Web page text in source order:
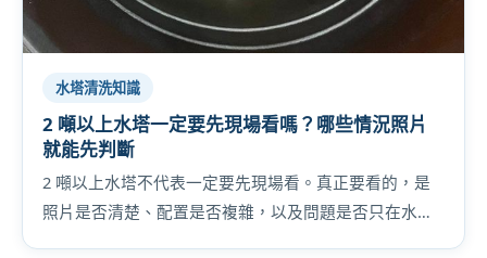
水塔清洗知識
2 噸以上水塔一定要先現場看嗎？哪些情況照片
就能先判斷
2 噸以上水塔不代表一定要先現場看。真正要看的，是
照片是否清楚、配置是否複雜，以及問題是否只在水